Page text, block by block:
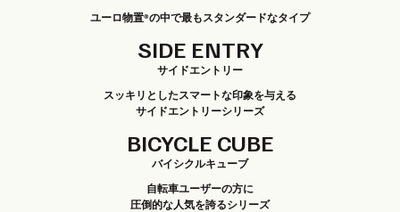
ユーロ物置®の中で最もスタンダードなタイプ
SIDE ENTRY
サイドエントリー
スッキリとしたスマートな印象を与える
サイドエントリーシリーズ
BICYCLE CUBE
バイシクルキューブ
自転車ユーザーの方に
圧倒的な人気を誇るシリーズ